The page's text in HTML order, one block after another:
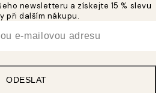
newsletteru a získejte 15 % slevu
při dalším nákupu.
ODESLAT